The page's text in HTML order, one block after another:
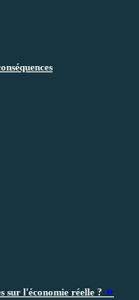
sur l'économie réelle ? »